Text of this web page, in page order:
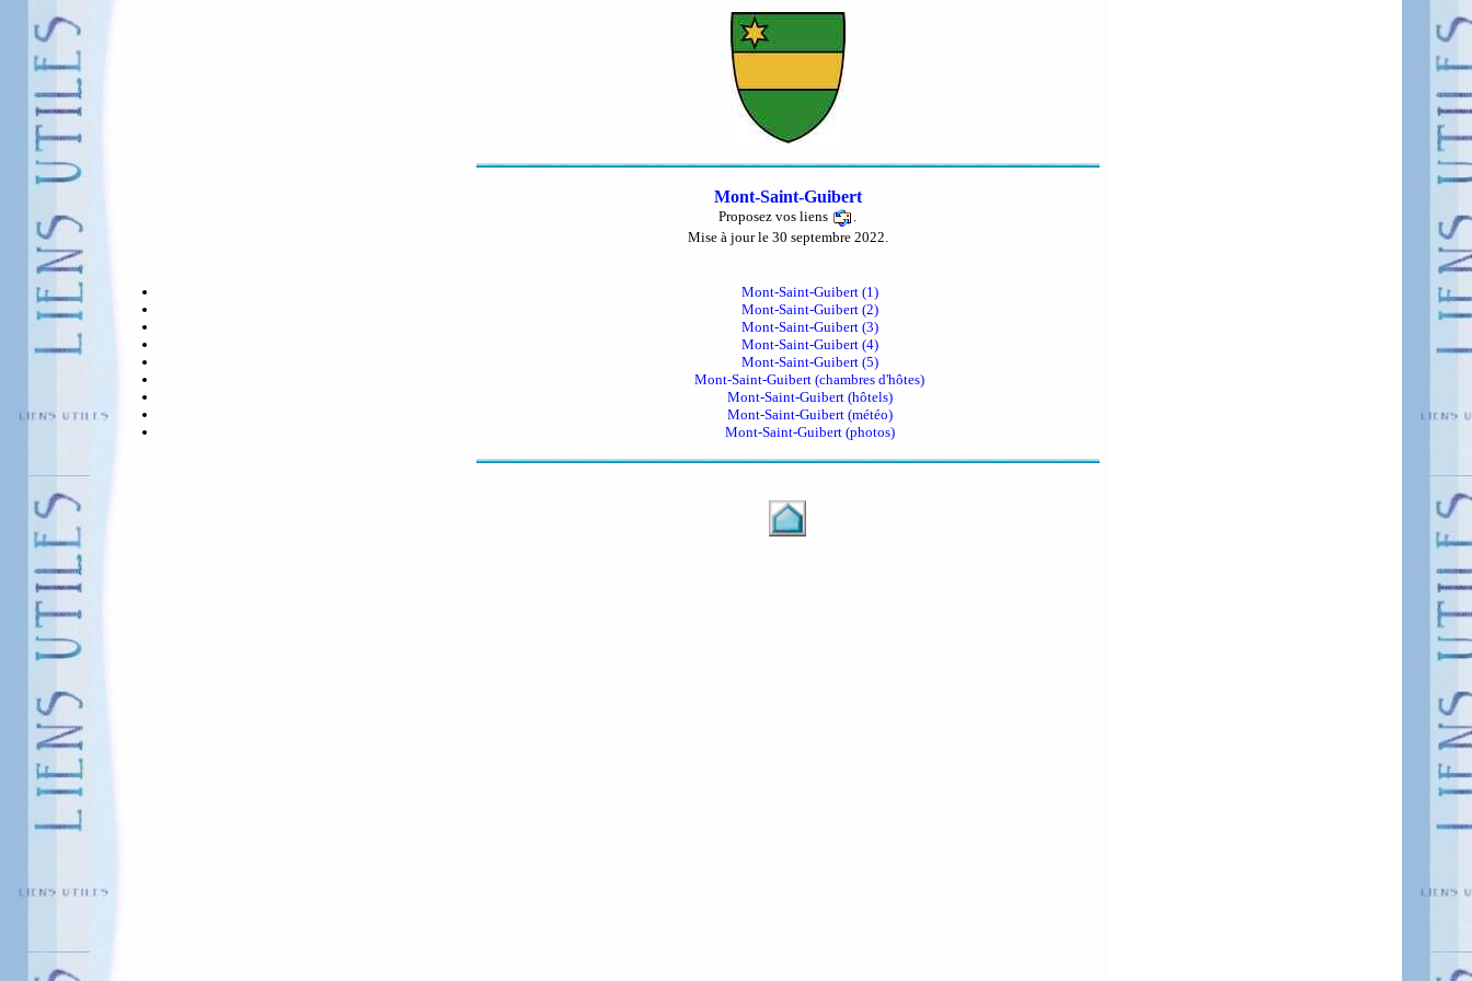
Mont-Saint-Guibert
Proposez vos liens
Mise à jour le 30 septembre 2022.
Mont-Saint-Guibert (1)
Mont-Saint-Guibert (2)
Mont-Saint-Guibert (3)
Mont-Saint-Guibert (4)
Mont-Saint-Guibert (5)
Mont-Saint-Guibert (chambres d'hôtes)
Mont-Saint-Guibert (hôtels)
Mont-Saint-Guibert (météo)
Mont-Saint-Guibert (photos)